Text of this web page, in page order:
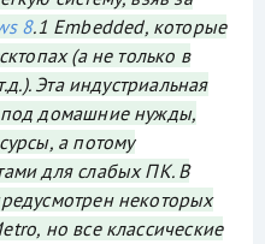
8.1 Embedded, которые
(а не только в
Эта индустриальная
под домашние нужды,
а потому
для слабых ПК. В
некоторых
но все классические